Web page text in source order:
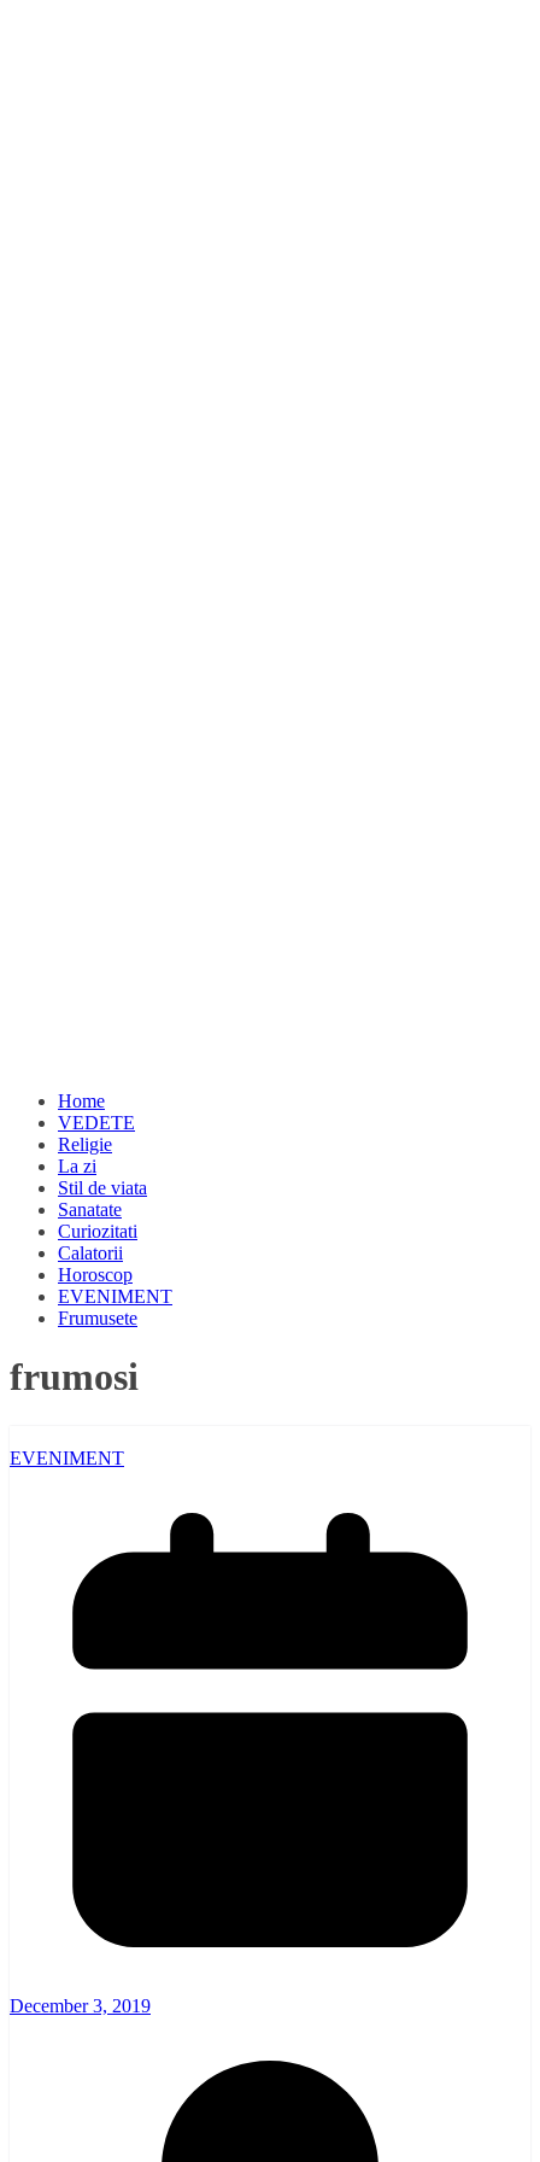
Home
VEDETE
Religie
La zi
Stil de viata
Sanatate
Curiozitati
Calatorii
Horoscop
EVENIMENT
Frumusete
frumosi
EVENIMENT
December 3, 2019